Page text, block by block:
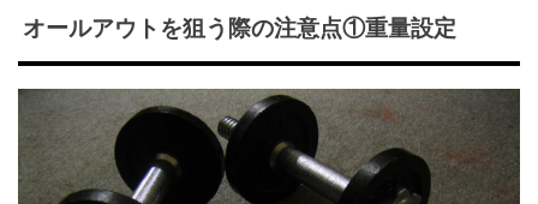
オールアウトを狙う際の注意点①重量設定